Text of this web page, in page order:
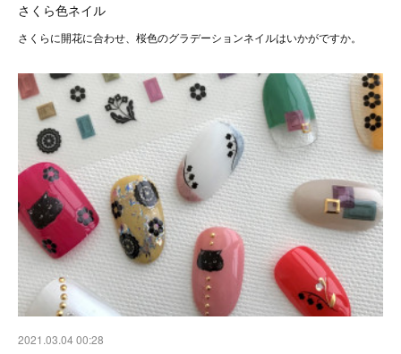
さくら色ネイル
さくらに開花に合わせ、桜色のグラデーションネイルはいかがですか。
2021.03.04 00:28